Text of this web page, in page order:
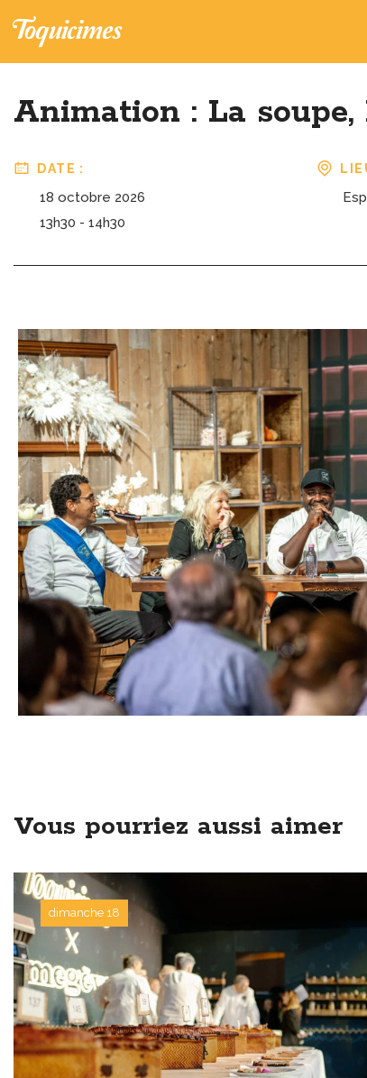
Animation : La soupe,
DATE :
18 octobre 2026
13h30 - 14h30
Vous pourriez aussi aimer
dimanche 18